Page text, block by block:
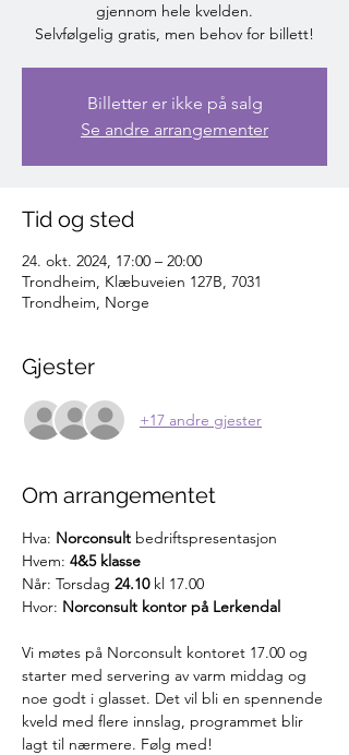
gjennom hele kvelden.
Selvfølgelig gratis, men behov for billett!
Billetter er ikke på salg
Se andre arrangementer
Tid og sted
24. okt. 2024, 17:00 – 20:00
Trondheim, Klæbuveien 127B, 7031
Trondheim, Norge
Gjester
+17 andre gjester
Om arrangementet
Hva: Norconsult bedriftspresentasjon
Hvem: 4&5 klasse
Når: Torsdag 24.10 kl 17.00
Hvor: Norconsult kontor på Lerkendal
Vi møtes på Norconsult kontoret 17.00 og
starter med servering av varm middag og
noe godt i glasset. Det vil bli en spennende
kveld med flere innslag, programmet blir
lagt til nærmere. Følg med!